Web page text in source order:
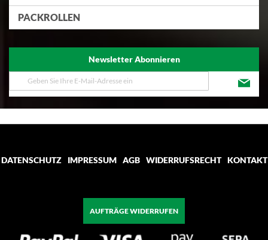
PACKROLLEN
Newsletter Abonnieren
Melden
Sie
unseren
DATENSCHUTZ
IMPRESSUM AGB WIDERRUFSRECHT KONTAKT
AUFTRÄGE WIDERRUFEN